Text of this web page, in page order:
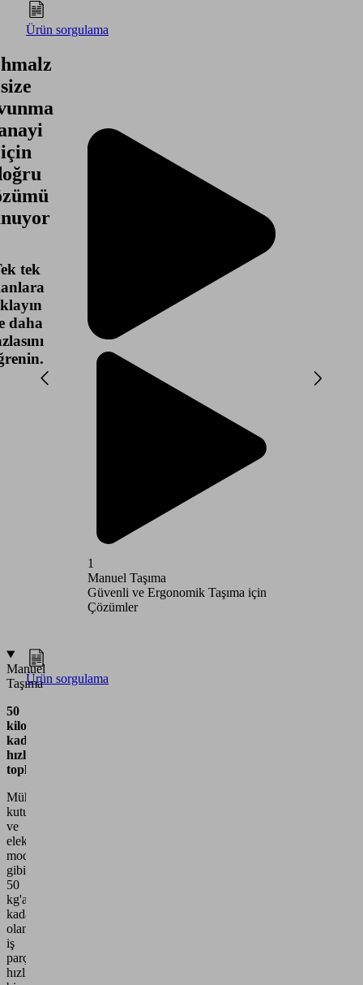
Ürün sorgulama
size
için
tek
daha
1
Manuel Taşıma
Güvenli ve Ergonomik Taşıma için
Çözümler
Manuel
Taşıma
50
kilograma
kadar
hızlı
toplama
Mühimmat
kutuları
ve
elektronik
modüller
gibi
50
kg'a
kadar
olan
iş
parçalarının
hızlı
Ürün sorgulama